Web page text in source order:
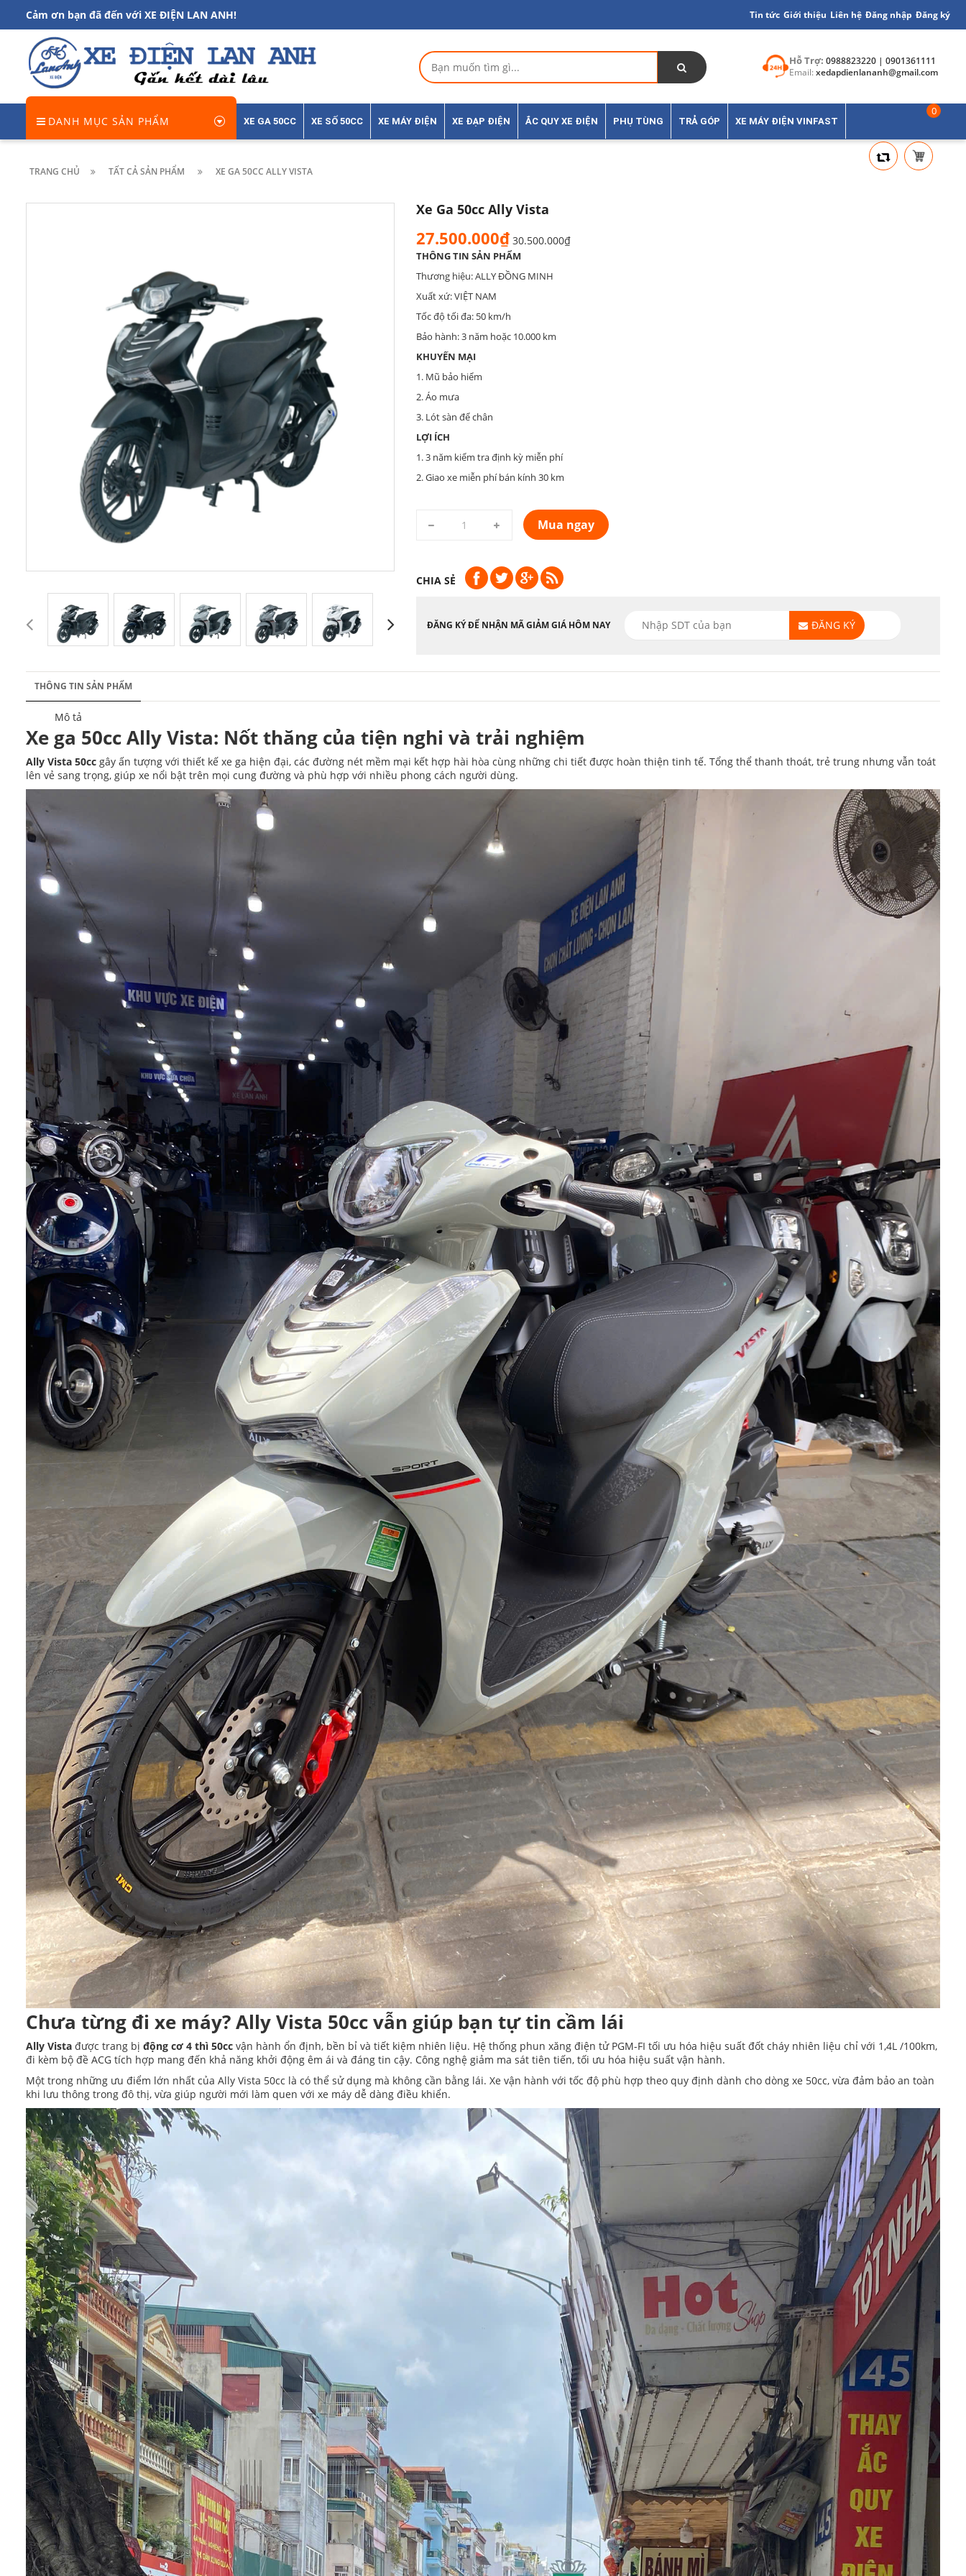
Cảm ơn bạn đã đến với XE ĐIỆN LAN ANH! Tin tức Giới thiệu Liên hệ Đăng nhập Đăng ký
Hỗ Trợ:0988823220 | 0901361111
Email: xedapdienlananh@gmail.com
DANH MỤC SẢN PHẨM XE GA 50CC XE SỐ 50CC XE MÁY ĐIỆN XE ĐẠP ĐIỆN ẮC QUY XE ĐIỆN PHỤ TÙNG TRẢ GÓP XE MÁY ĐIỆN VINFAST
0
TRANG CHỦ TẤT CẢ SẢN PHẨM XE GA 50CC ALLY VISTA
Xe Ga 50cc Ally Vista
27.500.000₫ 30.500.000₫
THÔNG TIN SẢN PHẨM
Thương hiệu: ALLY ĐỒNG MINH
Xuất xứ: VIỆT NAM
Tốc độ tối đa: 50 km/h
Bảo hành: 3 năm hoặc 10.000 km
KHUYẾN MẠI
1. Mũ bảo hiểm
2. Áo mưa
3. Lót sàn để chân
LỢI ÍCH
1. 3 năm kiểm tra định kỳ miễn phí
2. Giao xe miễn phí bán kính 30 km
Mua ngay
CHIA SẺ
ĐĂNG KÝ ĐỂ NHẬN MÃ GIẢM GIÁ HÔM NAY ĐĂNG KÝ
THÔNG TIN SẢN PHẨM
Mô tả
Xe ga 50cc Ally Vista: Nốt thăng của tiện nghi và trải nghiệm
Ally Vista 50cc gây ấn tượng với thiết kế xe ga hiện đại, các đường nét mềm mại kết hợp hài hòa cùng những chi tiết được hoàn thiện tinh tế. Tổng thể thanh thoát, trẻ trung nhưng vẫn toát
lên vẻ sang trọng, giúp xe nổi bật trên mọi cung đường và phù hợp với nhiều phong cách người dùng.
Chưa từng đi xe máy? Ally Vista 50cc vẫn giúp bạn tự tin cầm lái
Ally Vista được trang bị động cơ 4 thì 50cc vận hành ổn định, bền bỉ và tiết kiệm nhiên liệu. Hệ thống phun xăng điện tử PGM-FI tối ưu hóa hiệu suất đốt cháy nhiên liệu chỉ với 1,4L /100km,
đi kèm bộ đề ACG tích hợp mang đến khả năng khởi động êm ái và đáng tin cậy. Công nghệ giảm ma sát tiên tiến, tối ưu hóa hiệu suất vận hành.
Một trong những ưu điểm lớn nhất của Ally Vista 50cc là có thể sử dụng mà không cần bằng lái. Xe vận hành với tốc độ phù hợp theo quy định dành cho dòng xe 50cc, vừa đảm bảo an toàn
khi lưu thông trong đô thị, vừa giúp người mới làm quen với xe máy dễ dàng điều khiển.